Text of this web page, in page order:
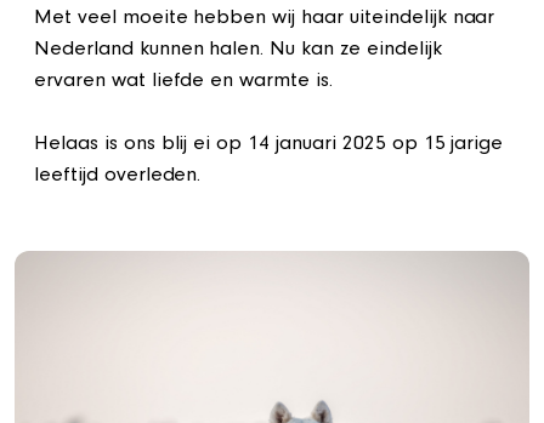
Met veel moeite hebben wij haar uiteindelijk naar
Nederland kunnen halen. Nu kan ze eindelijk
ervaren wat liefde en warmte is.
Helaas is ons blij ei op 14 januari 2025 op 15 jarige
leeftijd overleden.